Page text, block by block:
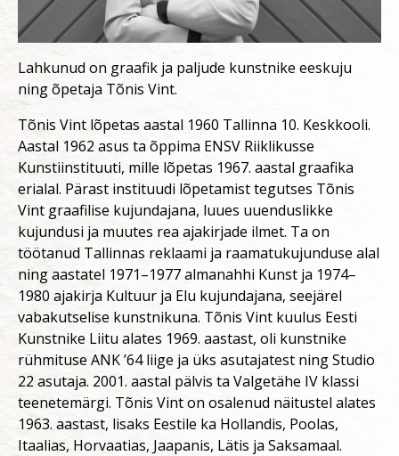
Lahkunud on graafik ja paljude kunstnike eeskuju
ning õpetaja Tõnis Vint.
Tõnis Vint lõpetas aastal 1960 Tallinna 10. Keskkooli.
Aastal 1962 asus ta õppima ENSV Riiklikusse
Kunstiinstituuti, mille lõpetas 1967. aastal graafika
erialal. Pärast instituudi lõpetamist tegutses Tõnis
Vint graafilise kujundajana, luues uuenduslikke
kujundusi ja muutes rea ajakirjade ilmet. Ta on
töötanud Tallinnas reklaami ja raamatukujunduse alal
ning aastatel 1971–1977 almanahhi Kunst ja 1974–
1980 ajakirja Kultuur ja Elu kujundajana, seejärel
vabakutselise kunstnikuna. Tõnis Vint kuulus Eesti
Kunstnike Liitu alates 1969. aastast, oli kunstnike
rühmituse ANK ’64 liige ja üks asutajatest ning Studio
22 asutaja. 2001. aastal pälvis ta Valgetähe IV klassi
teenetemärgi. Tõnis Vint on osalenud näitustel alates
1963. aastast, lisaks Eestile ka Hollandis, Poolas,
Itaalias, Horvaatias, Jaapanis, Lätis ja Saksamaal.